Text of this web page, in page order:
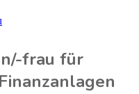
frau für